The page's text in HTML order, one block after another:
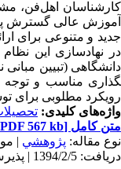
آموزش عالی گسترش
در نهادسازی این
گذاری مناسب و توجه
رویکرد مطلوبی برای
واژه‌های کلیدی:
متن کامل [PDF 567 kb]
نوع مقاله: پژوهشي |
دریافت: 1394/2/5 | پذیرش: 1395/9/10